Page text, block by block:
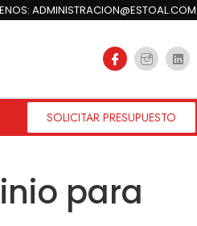
ADMINISTRACION@ESTOAL.COM
SOLICITAR PRESUPUESTO
para